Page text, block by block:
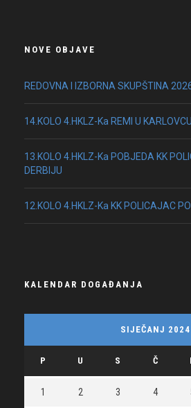
NOVE OBJAVE
REDOVNA I IZBORNA SKUPŠTINA
14.KOLO 4.HKLZ-Ka REMI U
13.KOLO 4.HKLZ-Ka POBJEDA KK
DERBIJU
12.KOLO 4.HKLZ-Ka KK POLICAJAC
KALENDAR DOGAĐANJA
SIJEČANJ 2024
P U S Č
1 2 3 4